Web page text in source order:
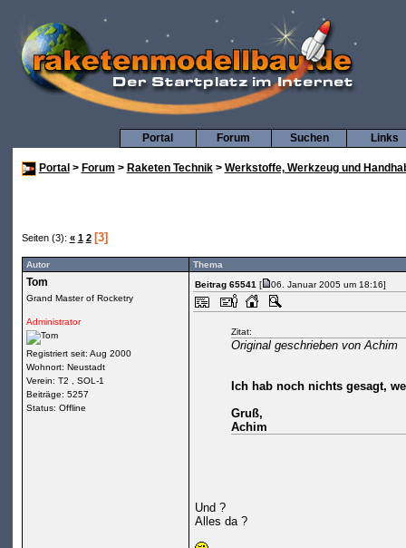
Links
Suchen
Forum
Portal
Portal > Forum > Raketen Technik> Werkstoffe, Werkzeug und
Seiten (3): « 1 2 [3]
Autor Thema
Tom
Grand Master of Rocketry
Administrator
Registriert seit: Aug 2000
Wohnort: Neustadt
Verein: T2 , SOL-1
Beiträge: 5257
Status: Offline
Beitrag 65541[ 06. Januar 2005 um 18:16]
Zitat:
Original geschrieben von Achim
Ich hab noch nichts gesagt,
Gruß,
Achim
Und ?
Alles da ?